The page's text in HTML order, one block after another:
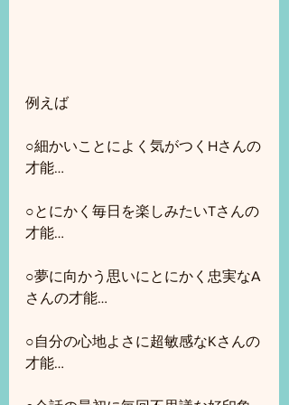
例えば
○細かいことによく気がつくHさんの
才能…
○とにかく毎日を楽しみたいTさんの
才能…
○夢に向かう思いにとにかく忠実なA
さんの才能…
○自分の心地よさに超敏感なKさんの
才能…